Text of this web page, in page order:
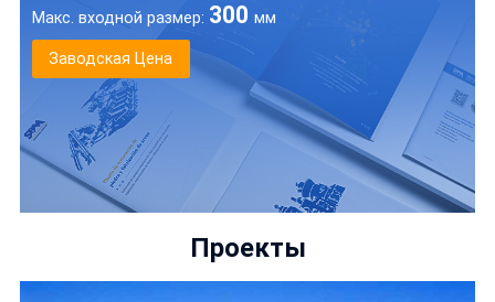
Макс. входной размер: 300 мм
Заводская Цена
Проекты